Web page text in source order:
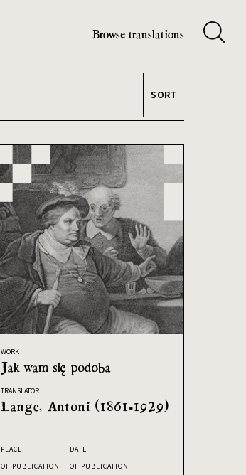
Browse translations
SORT
WORK
Jak wam się podoba
TRANSLATOR
Lange, Antoni (1861-1929)
PLACE
OF PUBLICATION
DATE
OF PUBLICATION